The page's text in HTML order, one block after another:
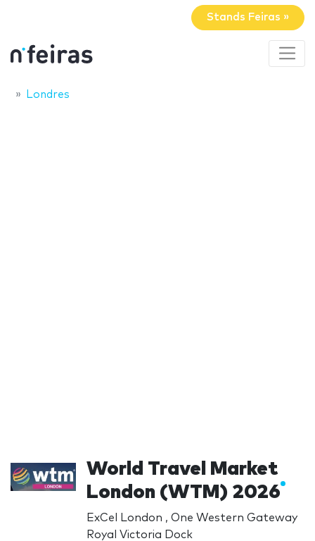
Stands Feiras »
Londres
World Travel Market
London (WTM) 2026
ExCel London , One Western Gateway
Royal Victoria Dock